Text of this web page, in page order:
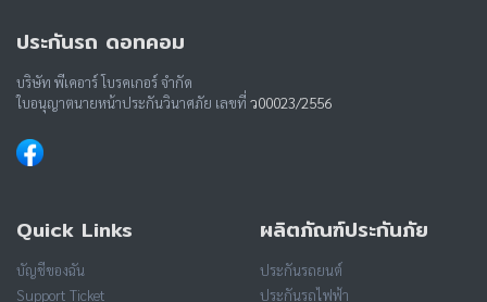
ประกันรถ ดอทคอม
บริษัท พีเคอาร์ โบรคเกอร์ จำกัด
ใบอนุญาตนายหน้าประกันวินาศภัย เลขที่ ว00023/2556
Quick Links
บัญชีของฉัน
Support Ticket
ผลิตภัณฑ์ประกันภัย
ประกันรถยนต์
ประกันรถไฟฟ้า